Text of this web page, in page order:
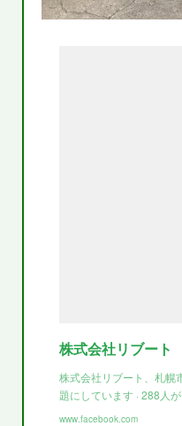
株式会社リブート
株式会社リブート、札幌
題にしています · 288人
www.facebook.com